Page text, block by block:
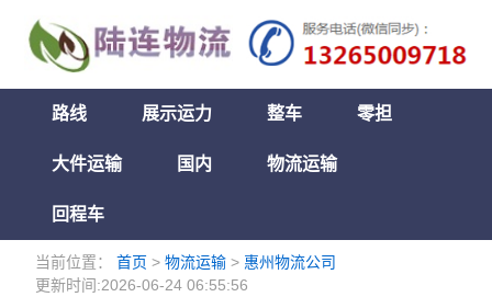
路线 展示运力 整车 零担
大件运输 国内 物流运输
回程车
当前位置：首页 >物流运输 > 惠州物流公司
更新时间:2026-06-24 06:55:56